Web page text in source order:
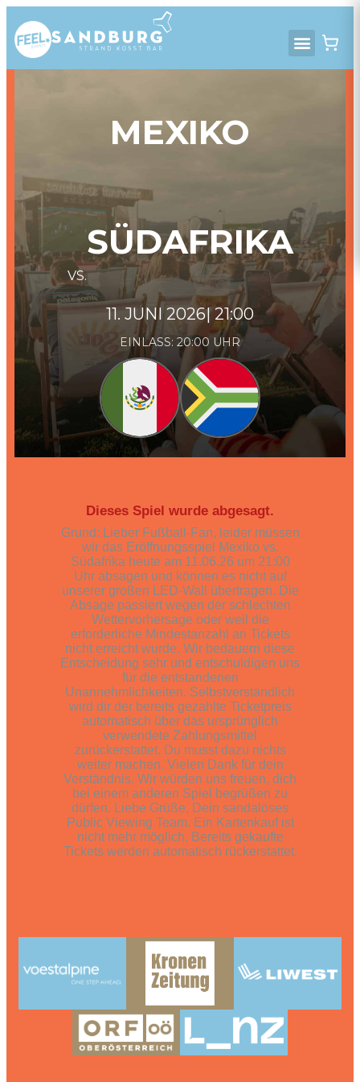
MEXIKO
VS.
SÜDAFRIKA
11. JUNI 2026| 21:00
EINLASS: 20:00 UHR
Dieses Spiel wurde abgesagt.
Grund: Lieber Fußball-Fan, leider müssen
wir das Eröffnungsspiel Mexiko vs.
Südafrika heute am 11.06.26 um 21:00
Uhr absagen und können es nicht auf
unserer großen LED-Wall übertragen. Die
Absage passiert wegen der schlechten
Wettervorhersage oder weil die
erforderliche Mindestanzahl an Tickets
nicht erreicht wurde. Wir bedauern diese
Entscheidung sehr und entschuldigen uns
für die entstandenen
Unannehmlichkeiten. Selbstverständlich
wird dir der bereits gezahlte Ticketpreis
automatisch über das ursprünglich
verwendete Zahlungsmittel
zurückerstattet. Du musst dazu nichts
weiter machen. Vielen Dank für dein
Verständnis. Wir würden uns freuen, dich
bei einem anderen Spiel begrüßen zu
dürfen. Liebe Grüße, Dein sandalöses
Public Viewing Team. Ein Kartenkauf ist
nicht mehr möglich. Bereits gekaufte
Tickets werden automatisch rückerstattet.